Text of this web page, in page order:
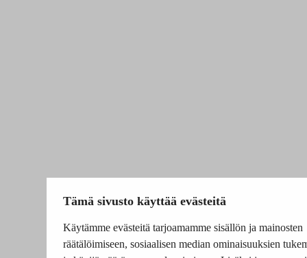
Tämä sivusto käyttää evästeitä
Käytämme evästeitä tarjoamamme sisällön ja mainosten
räätälöimiseen, sosiaalisen median ominaisuuksien